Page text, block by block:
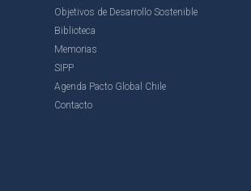
Objetivos de Desarrollo Sostenible
Biblioteca
Memorias
SIPP
Agenda Pacto Global Chile
Contacto